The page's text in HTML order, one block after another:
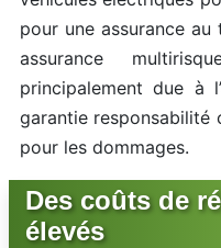
pour une assurance
assurance
principalement due à
garantie responsabilité
pour les dommages.
Des coûts de
élevés